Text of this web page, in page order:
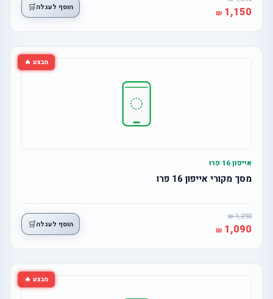
1,150 הוסף לעגלה🛒
מבצע 🔥
אייפון 16 פרו
מסך מקורי אייפון 16 פרו
1,290
1,090 הוסף לעגלה🛒
מבצע 🔥